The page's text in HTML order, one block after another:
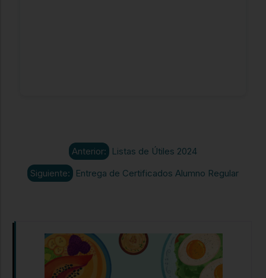
Anterior:
Listas de Útiles 2024
Siguiente:
Entrega de Certificados Alumno Regular